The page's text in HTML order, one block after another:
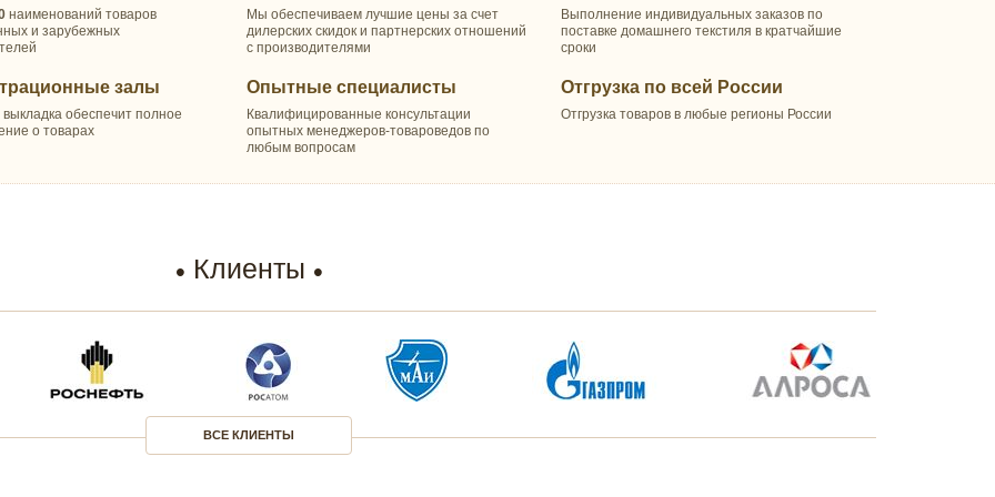
наименований товаров
и зарубежных
залы
обеспечит полное
о товарах
Мы обеспечиваем лучшие цены за счет
дилерских скидок и партнерских отношений
с производителями
Опытные специалисты
Квалифицированные консультации
опытных менеджеров-товароведов по
любым вопросам
Выполнение индивидуальных заказов по
поставке домашнего текстиля в кратчайшие
сроки
Отгрузка по всей России
Отгрузка товаров в любые регионы России
Клиенты
ВСЕ КЛИЕНТЫ